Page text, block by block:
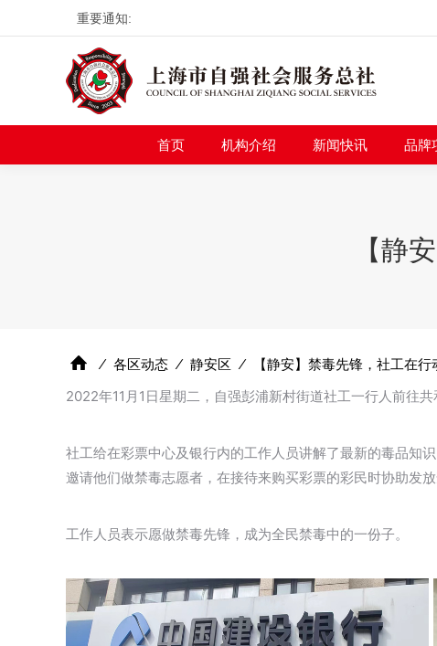
重要通知:
首页 机构介绍 新闻快讯 品牌
【静
⁄ 各区动态 ⁄ 静安区 ⁄
【静安】禁毒先锋，社工在行
2022年11月1日星期二，自强彭浦新村街道社工一行人前往
社工给在彩票中心及银行内的工作人员讲解了最新的毒品知
邀请他们做禁毒志愿者，在接待来购买彩票的彩民时协助发
工作人员表示愿做禁毒先锋，成为全民禁毒中的一份子。
首页 机构介绍 新闻快